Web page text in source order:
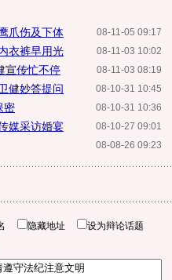
08-11-05 09:17
爪伤及下体
08-11-03 10:02
衣裤早用光
08-11-03 08:19
宣传忙不停
08-10-31 10:45
健妙答提问
08-10-31 10:36
密
08-10-27 09:01
媒采访婚宴
08-08-26 09:23
隐藏地址 设为辩论话题